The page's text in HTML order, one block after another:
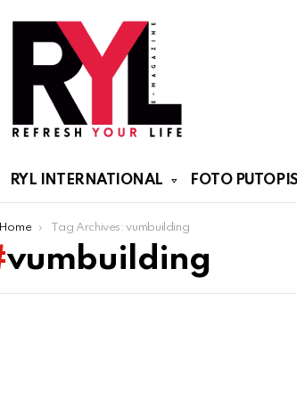
RYL INTERNATIONAL FOTO PUTOPISI
Home Tag Archives: vumbuilding
vumbuilding